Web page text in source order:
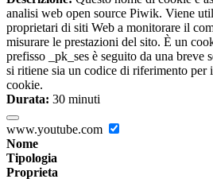
analisi web open source Piwik. Viene
proprietari di siti Web a monitorare il
misurare le prestazioni del sito. È un
prefisso _pk_ses è seguito da una breve
si ritiene sia un codice di riferimento
cookie.
Durata: 30 minuti
www.youtube.com
Nome
Tipologia
Proprieta